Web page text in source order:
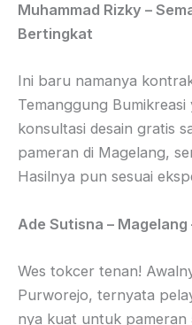
Muhammad Rizky –
Bertingkat
Ini baru namanya
Temanggung
konsultasi desain gratis
pameran di Magelang,
Hasilnya pun sesuai
Ade Sutisna –
Wes tokcer tenan!
Purworejo, ternyata
nya kuat untuk pameran